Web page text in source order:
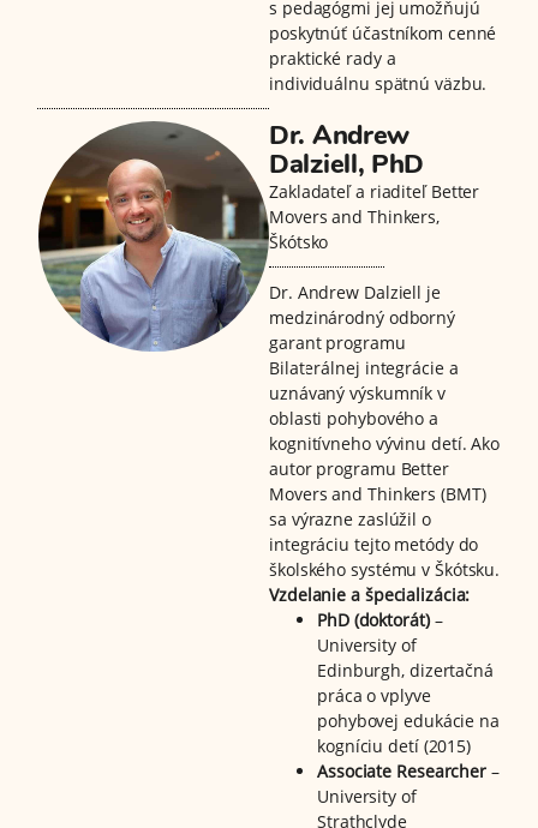
s pedagógmi jej umožňujú
poskytnúť účastníkom cenné
praktické rady a
individuálnu spätnú väzbu.
Dr. Andrew
Dalziell, PhD
Zakladateľ a riaditeľ Better
Movers and Thinkers,
Škótsko
Dr. Andrew Dalziell je
medzinárodný odborný
garant programu
Bilaterálnej integrácie a
uznávaný výskumník v
oblasti pohybového a
kognitívneho vývinu detí. Ako
autor programu Better
Movers and Thinkers (BMT)
sa výrazne zaslúžil o
integráciu tejto metódy do
školského systému v Škótsku.
Vzdelanie a špecializácia:
PhD (doktorát)–
University of
Edinburgh, dizertačná
práca o vplyve
pohybovej edukácie na
kogníciu detí (2015)
Associate Researcher –
University of
Strathclyde